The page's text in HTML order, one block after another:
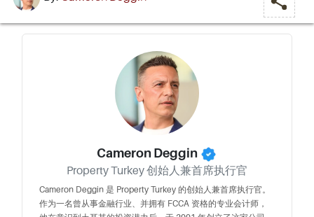
Cameron Deggin
Property Turkey 创始人兼首席执行官
Cameron Deggin 是 Property Turkey 的创始人兼首席执行官。
作为一名曾从事金融行业、并拥有 FCCA 资格的专业会计师，